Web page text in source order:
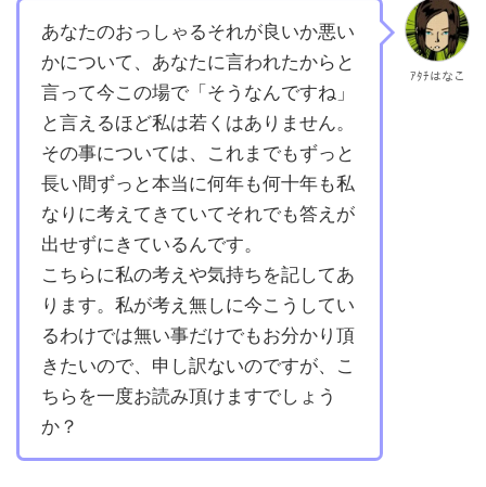
あなたのおっしゃるそれが良いか悪い
かについて、あなたに言われたからと
言って今この場で「そうなんですね」
と言えるほど私は若くはありません。
その事については、これまでもずっと
長い間ずっと本当に何年も何十年も私
なりに考えてきていてそれでも答えが
出せずにきているんです。
こちらに私の考えや気持ちを記してあ
ります。私が考え無しに今こうしてい
るわけでは無い事だけでもお分かり頂
きたいので、申し訳ないのですが、こ
ちらを一度お読み頂けますでしょう
か？
ｱﾀﾁはなこ